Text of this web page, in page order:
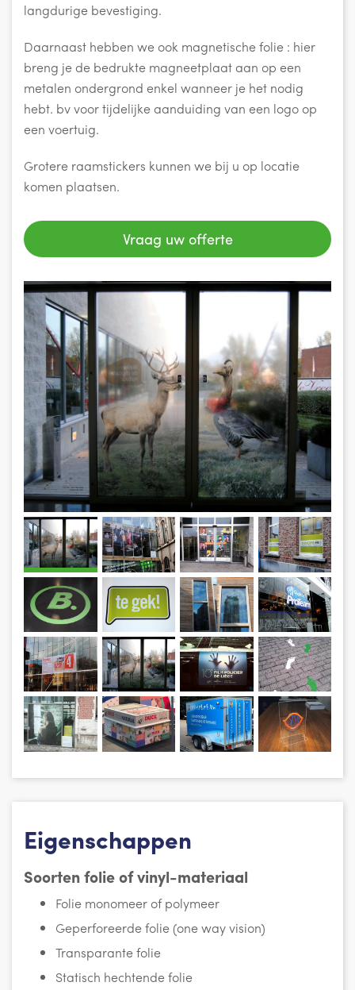
langdurige bevestiging.
Daarnaast hebben we ook magnetische folie : hier
breng je de bedrukte magneetplaat aan op een
metalen ondergrond enkel wanneer je het nodig
hebt. bv voor tijdelijke aanduiding van een logo op
een voertuig.
Grotere raamstickers kunnen we bij u op locatie
komen plaatsen.
Vraag uw offerte
Eigenschappen
Soorten folie of vinyl-materiaal
Folie monomeer of polymeer
Geperforeerde folie (one way vision)
Transparante folie
Statisch hechtende folie